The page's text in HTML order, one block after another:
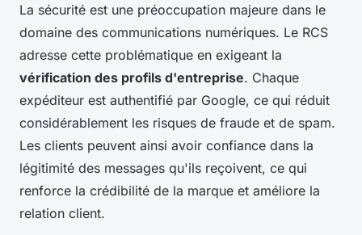
La sécurité est une préoccupation majeure dans le
domaine des communications numériques. Le RCS
adresse cette problématique en exigeant la
vérification des profils d'entreprise. Chaque
expéditeur est authentifié par Google, ce qui réduit
considérablement les risques de fraude et de spam.
Les clients peuvent ainsi avoir confiance dans la
légitimité des messages qu'ils reçoivent, ce qui
renforce la crédibilité de la marque et améliore la
relation client.